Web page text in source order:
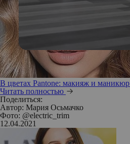
В цветах Pantone: макияж и
Читать полностью
Поделиться:
Автор: Мария Осьмачко
Фото: @electric_trim
12.04.2021